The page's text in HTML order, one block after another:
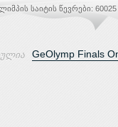
საიტის წევრები: 60025
GeOlymp Finals